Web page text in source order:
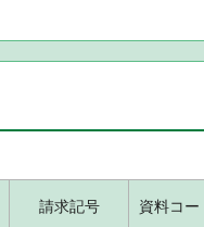
請求記号 資料コー